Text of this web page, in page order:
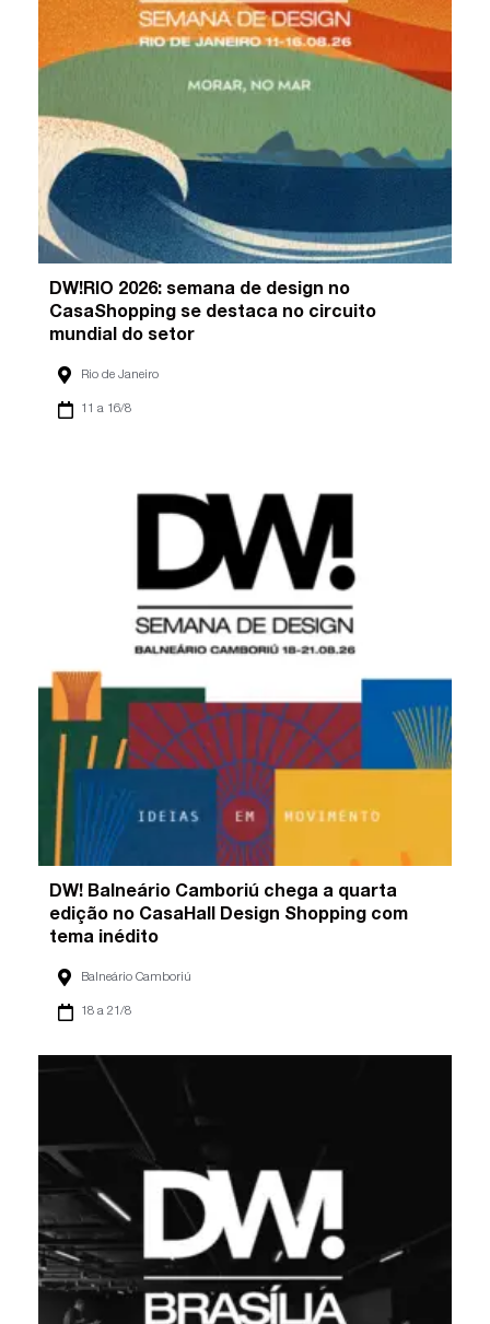
DW!RIO 2026: semana de design no
CasaShopping se destaca no circuito
mundial do setor
Rio de Janeiro
11 a 16/8
DW! Balneário Camboriú chega a quarta
edição no CasaHall Design Shopping com
tema inédito
Balneário Camboriú
18 a 21/8